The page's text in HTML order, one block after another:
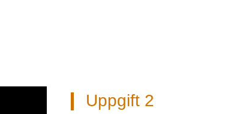
Uppgift 2